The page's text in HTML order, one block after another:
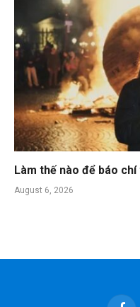
Làm thế nào để báo
August 6, 2026